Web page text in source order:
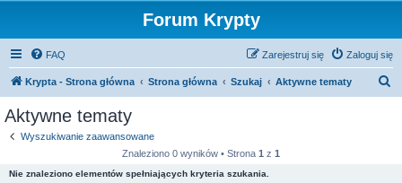
Forum Krypty
FAQ Zaloguj się
Zarejestruj się
Krypta - Strona główna Strona główna Szukaj Aktywne tematy
Aktywne tematy
Wyszukiwanie zaawansowane
Znaleziono 0 wyników • Strona 1 z 1
Nie znaleziono elementów spełniających kryteria szukania.